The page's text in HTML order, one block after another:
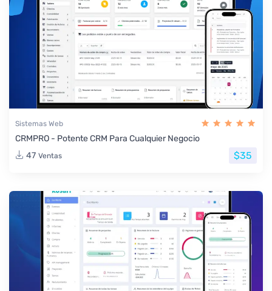
Sistemas Web
CRMPRO - Potente CRM Para Cualquier Negocio
47 Ventas $35